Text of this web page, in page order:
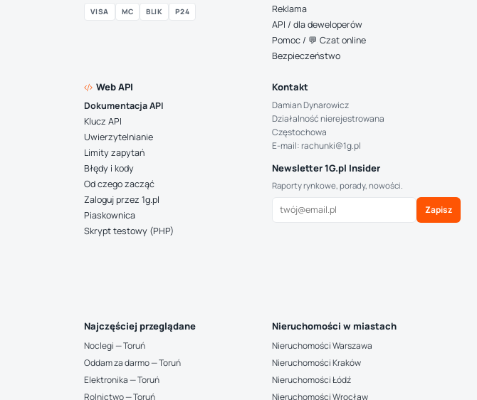
VISA MC BLIK P24
Reklama
API / dla deweloperów
Pomoc / 💬 Czat online
Bezpieczeństwo
Web API
Dokumentacja API
Klucz API
Uwierzytelnianie
Limity zapytań
Błędy i kody
Od czego zacząć
Zaloguj przez 1g.pl
Piaskownica
Skrypt testowy (PHP)
Kontakt
Damian Dynarowicz
Działalność nierejestrowana
Częstochowa
E-mail: rachunki@1g.pl
Newsletter 1G.pl Insider
Raporty rynkowe, porady, nowości.
Zapisz
Najczęściej przeglądane
Noclegi — Toruń
Oddam za darmo — Toruń
Elektronika — Toruń
Rolnictwo — Toruń
Nieruchomości w miastach
Nieruchomości Warszawa
Nieruchomości Kraków
Nieruchomości Łódź
Nieruchomości Wrocław